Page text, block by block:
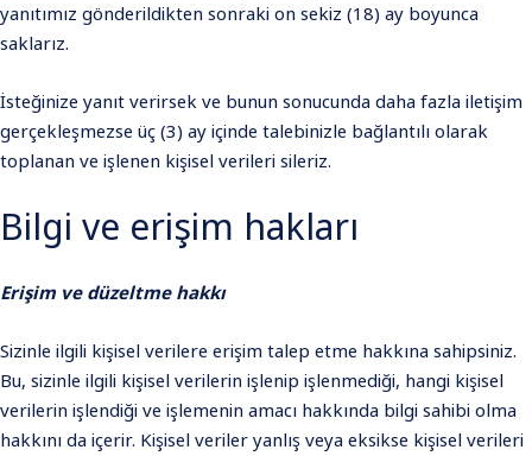
yanıtımız gönderildikten sonraki on sekiz (18) ay boyunca
saklarız.
İsteğinize yanıt verirsek ve bunun sonucunda daha fazla iletişim
gerçekleşmezse üç (3) ay içinde talebinizle bağlantılı olarak
toplanan ve işlenen kişisel verileri sileriz.
Bilgi ve erişim hakları
Erişim ve düzeltme hakkı
Sizinle ilgili kişisel verilere erişim talep etme hakkına sahipsiniz.
Bu, sizinle ilgili kişisel verilerin işlenip işlenmediği, hangi kişisel
verilerin işlendiği ve işlemenin amacı hakkında bilgi sahibi olma
hakkını da içerir. Kişisel veriler yanlış veya eksikse kişisel verileri